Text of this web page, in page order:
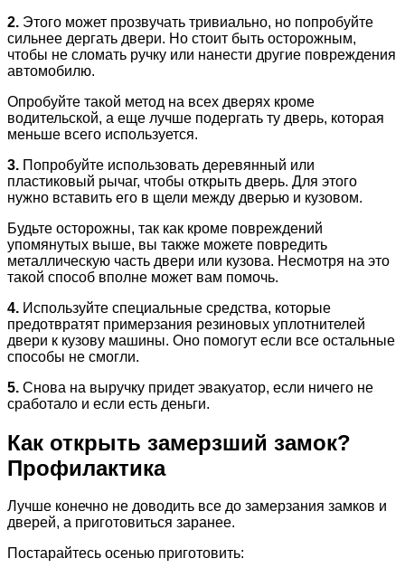
2. Этого может прозвучать тривиально, но попробуйте
сильнее дергать двери. Но стоит быть осторожным,
чтобы не сломать ручку или нанести другие повреждения
автомобилю.
Опробуйте такой метод на всех дверях кроме
водительской, а еще лучше подергать ту дверь, которая
меньше всего используется.
3. Попробуйте использовать деревянный или
пластиковый рычаг, чтобы открыть дверь. Для этого
нужно вставить его в щели между дверью и кузовом.
Будьте осторожны, так как кроме повреждений
упомянутых выше, вы также можете повредить
металлическую часть двери или кузова. Несмотря на это
такой способ вполне может вам помочь.
4. Используйте специальные средства, которые
предотвратят примерзания резиновых уплотнителей
двери к кузову машины. Оно помогут если все остальные
способы не смогли.
5. Снова на выручку придет эвакуатор, если ничего не
сработало и если есть деньги.
Как открыть замерзший замок?
Профилактика
Лучше конечно не доводить все до замерзания замков и
дверей, а приготовиться заранее.
Постарайтесь осенью приготовить: